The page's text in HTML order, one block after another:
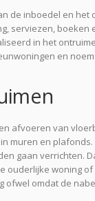
de inboedel en
serviezen, boeken
in het
en
afvoeren van
muren en
gaan verrichten.
ouderlijke woning
omdat de